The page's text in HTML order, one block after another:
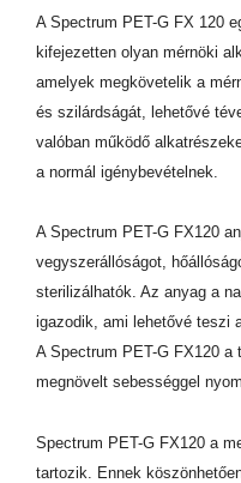
A Spectrum PET-G FX 120
kifejezetten olyan mérnöki
amelyek megkövetelik a
és szilárdságát, lehetővé
valóban működő
a normál igénybevételnek.
A Spectrum PET-G FX120
vegyszerállóságot,
sterilizálhatók. Az anyag a
igazodik, ami lehetővé teszi
A Spectrum PET-G FX120
megnövelt sebességgel
Spectrum PET-G FX120 a
tartozik. Ennek